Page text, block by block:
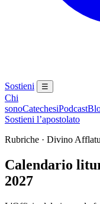
Sostieni ☰
Chi
sonoCatechesiPodcast
Sostieni l’apostolato
Rubriche · Divino
Calendario
2027